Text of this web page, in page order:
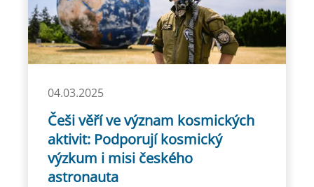
04.03.2025
Češi věří ve význam kosmických
aktivit: Podporují kosmický
výzkum i misi českého
astronauta